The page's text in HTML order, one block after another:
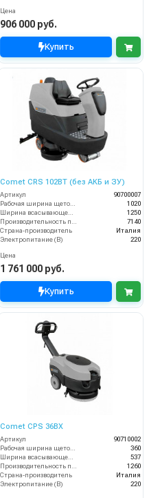
Цена
906 000 руб.
Купить
Comet CRS 102BT (без АКБ и ЗУ)
Артикул
90700007
Рабочая ширина щеток (мм)
1020
Ширина всасывающей балки (мм)
1250
Производительность по площади (м2/ч)
7140
Страна-производитель
Италия
Электропитание (В)
220
Цена
1 761 000 руб.
Купить
Comet CPS 36BX
Артикул
90710002
360
537
1260
Страна-производитель
Италия
Электропитание (В)
220